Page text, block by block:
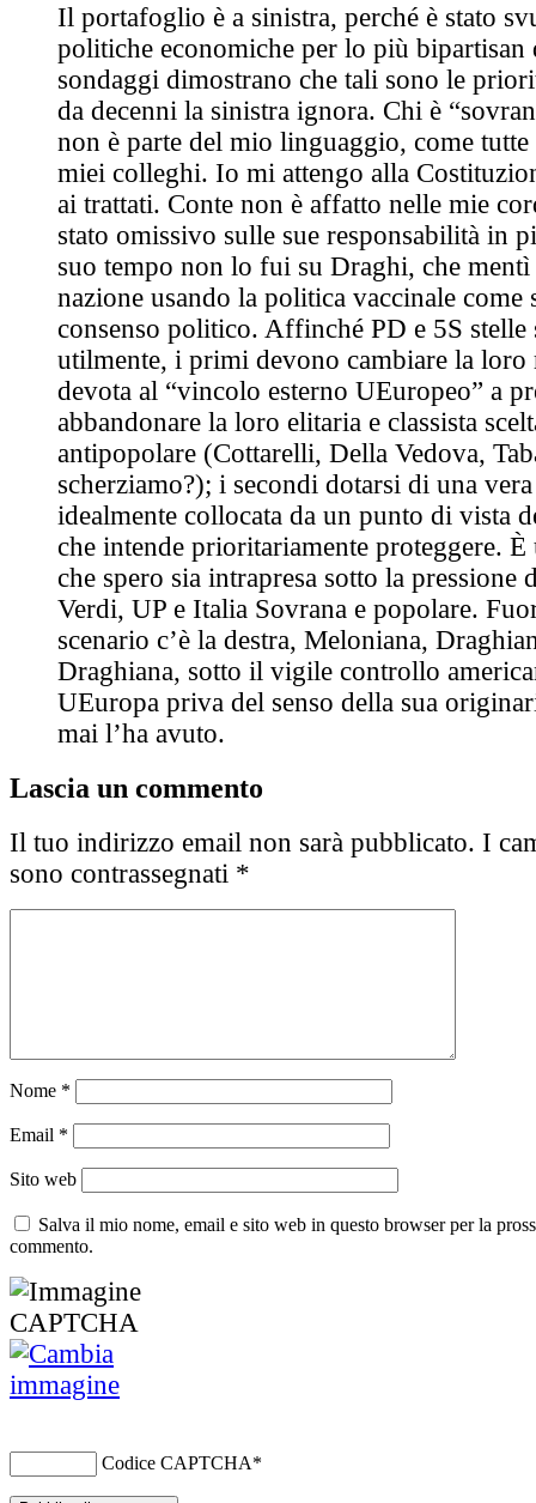
Il portafoglio è a sinistra, perché è stato
politiche economiche per lo più bipartisan
sondaggi dimostrano che tali sono le
da decenni la sinistra ignora. Chi è
non è parte del mio linguaggio, come tutte
miei colleghi. Io mi attengo alla
ai trattati. Conte non è affatto nelle mie
stato omissivo sulle sue responsabilità in
suo tempo non lo fui su Draghi, che
nazione usando la politica vaccinale come
consenso politico. Affinché PD e 5S
utilmente, i primi devono cambiare la loro
devota al “vincolo esterno UEuropeo” a
abbandonare la loro elitaria e classista
antipopolare (Cottarelli, Della Vedova,
scherziamo?); i secondi dotarsi di una
idealmente collocata da un punto di vista
che intende prioritariamente proteggere. È
che spero sia intrapresa sotto la pressione
Verdi, UP e Italia Sovrana e popolare.
scenario c’è la destra, Meloniana,
Draghiana, sotto il vigile controllo
UEuropa priva del senso della sua
mai l’ha avuto.
Lascia un commento
Il tuo indirizzo email non sarà pubblicato. I
sono contrassegnati *
Nome *
Email *
Sito web
Salva il mio nome, email e sito web in questo browser per la
commento.
Codice CAPTCHA*